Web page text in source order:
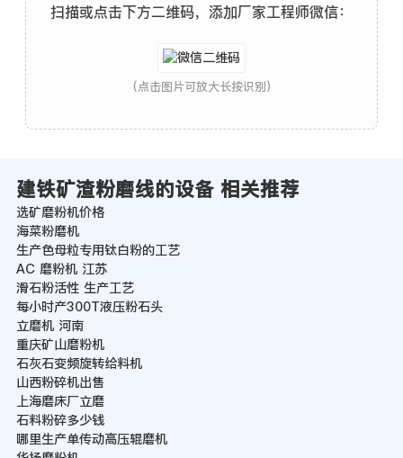
扫描或点击下方二维码，添加厂家工程师微信：
(点击图片可放大长按识别)
建铁矿渣粉磨线的设备 相关推荐
选矿磨粉机价格
海菜粉磨机
生产色母粒专用钛白粉的工艺
AC 磨粉机 江苏
滑石粉活性 生产工艺
每小时产300T液压粉石头
立磨机 河南
重庆矿山磨粉机
石灰石变频旋转给料机
山西粉碎机出售
上海磨床厂立磨
石料粉碎多少钱
哪里生产单传动高压辊磨机